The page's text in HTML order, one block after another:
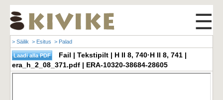
☰
> Säilik > Esitus > Palad
Fail | Tekstipilt | H II 8, 740·H II 8, 741 |
era_h_2_08_371.pdf | ERA-10320-38684-28605